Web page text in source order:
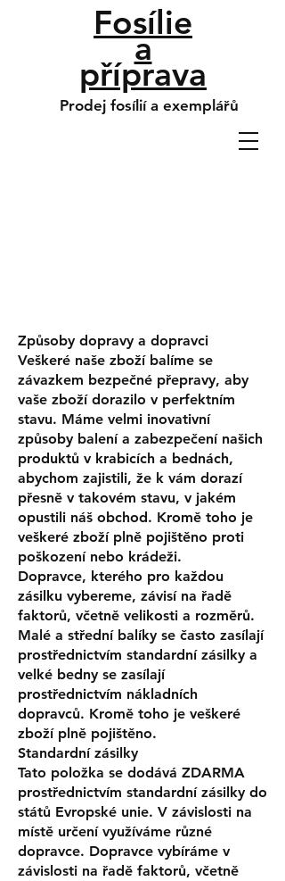
Fosílie
a
příprava
Prodej fosílií a exemplářů
Způsoby dopravy a dopravci
Veškeré naše zboží balíme se
závazkem bezpečné přepravy, aby
vaše zboží dorazilo v perfektním
stavu. Máme velmi inovativní
způsoby balení a zabezpečení našich
produktů v krabicích a bednách,
abychom zajistili, že k vám dorazí
přesně v takovém stavu, v jakém
opustili náš obchod. Kromě toho je
veškeré zboží plně pojištěno proti
poškození nebo krádeži.
Dopravce, kterého pro každou
zásilku vybereme, závisí na řadě
faktorů, včetně velikosti a rozměrů.
Malé a střední balíky se často zasílají
prostřednictvím standardní zásilky a
velké bedny se zasílají
prostřednictvím nákladních
dopravců. Kromě toho je veškeré
zboží plně pojištěno.
Standardní zásilky
Tato položka se dodává ZDARMA
prostřednictvím standardní zásilky do
států Evropské unie. V závislosti na
místě určení využíváme různé
dopravce. Dopravce vybíráme v
závislosti na řadě faktorů, včetně